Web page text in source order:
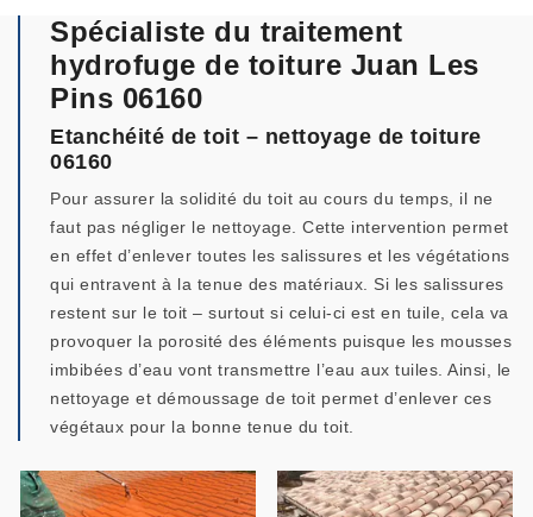
Spécialiste du traitement
hydrofuge de toiture Juan Les
Pins 06160
Etanchéité de toit – nettoyage de toiture
06160
Pour assurer la solidité du toit au cours du temps, il ne
faut pas négliger le nettoyage. Cette intervention permet
en effet d’enlever toutes les salissures et les végétations
qui entravent à la tenue des matériaux. Si les salissures
restent sur le toit – surtout si celui-ci est en tuile, cela va
provoquer la porosité des éléments puisque les mousses
imbibées d’eau vont transmettre l’eau aux tuiles. Ainsi, le
nettoyage et démoussage de toit permet d’enlever ces
végétaux pour la bonne tenue du toit.